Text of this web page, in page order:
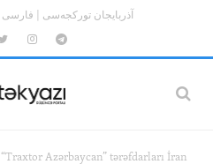
آذربایجان تورکجه‌سی | فارسی
TwitterInstagramTelegram
“Traxtor Azərbaycan” tərəfdarları İran